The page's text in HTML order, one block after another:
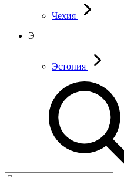
Чехия
Э
Эстония